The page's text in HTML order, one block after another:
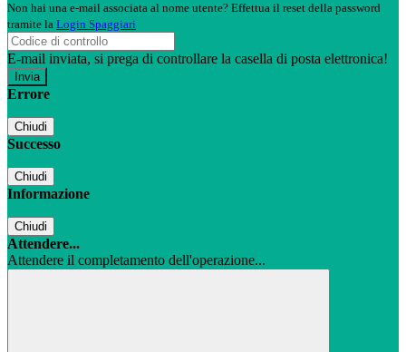
Non hai una e-mail associata al nome utente? Effettua il reset della password
tramite la Login Spaggiari
E-mail inviata, si prega di controllare la casella di posta elettronica!
Errore
Chiudi
Successo
Chiudi
Informazione
Chiudi
Attendere...
Attendere il completamento dell'operazione...